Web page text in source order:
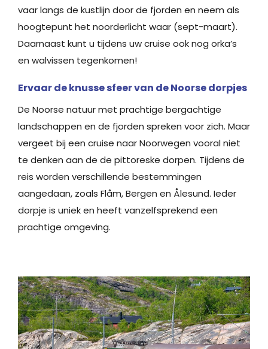
vaar langs de kustlijn door de fjorden en neem als
hoogtepunt het noorderlicht waar (sept-maart).
Daarnaast kunt u tijdens uw cruise ook nog orka’s
en walvissen tegenkomen!
Ervaar de knusse sfeer van de Noorse dorpjes
De Noorse ​natuur met prachtige bergachtige
landschappen en de fjorden spreken voor zich. Maar
vergeet bij een cruise naar Noorwegen vooral niet
te denken aan de de pittoreske dorpen. Tijdens ​de ​
reis worden verschillende bestemmingen
aangedaan, zoals Flåm, Bergen en Ålesund. Ieder
dorpje is uniek en heeft vanzelfsprekend een
prachtige omgeving.